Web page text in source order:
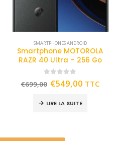
SMARTPHONES ANDROID
Smartphone MOTOROLA
RAZR 40 Ultra – 256 Go
out of 5
€699,00 €549,00 TTC
LIRE LA SUITE